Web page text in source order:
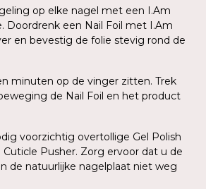
op elke nagel met een I.Am
Doordrenk een Nail Foil met I.Am
en bevestig de folie stevig rond de
minuten op de vinger zitten. Trek
de Nail Foil en het product
voorzichtig overtollige Gel Polish
Pusher. Zorg ervoor dat u de
de natuurlijke nagelplaat niet weg